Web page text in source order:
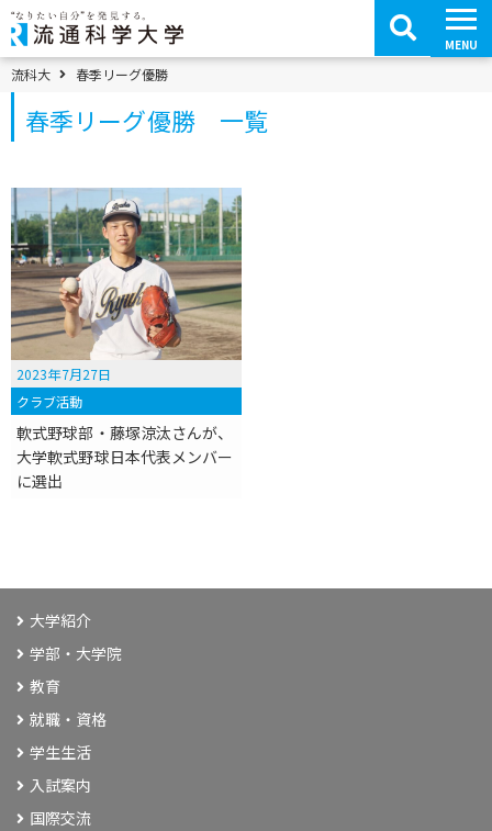
コ
ン
テ
ン
ツ
へ
移
MENU
パンくずメニュー
流科大 春季リーグ優勝
春季リーグ優勝 一覧
2023年7月27日
クラブ活動
軟式野球部・藤塚涼汰さんが、
大学軟式野球日本代表メンバー
に選出
大学紹介
学部・大学院
教育
就職・資格
学生生活
入試案内
国際交流